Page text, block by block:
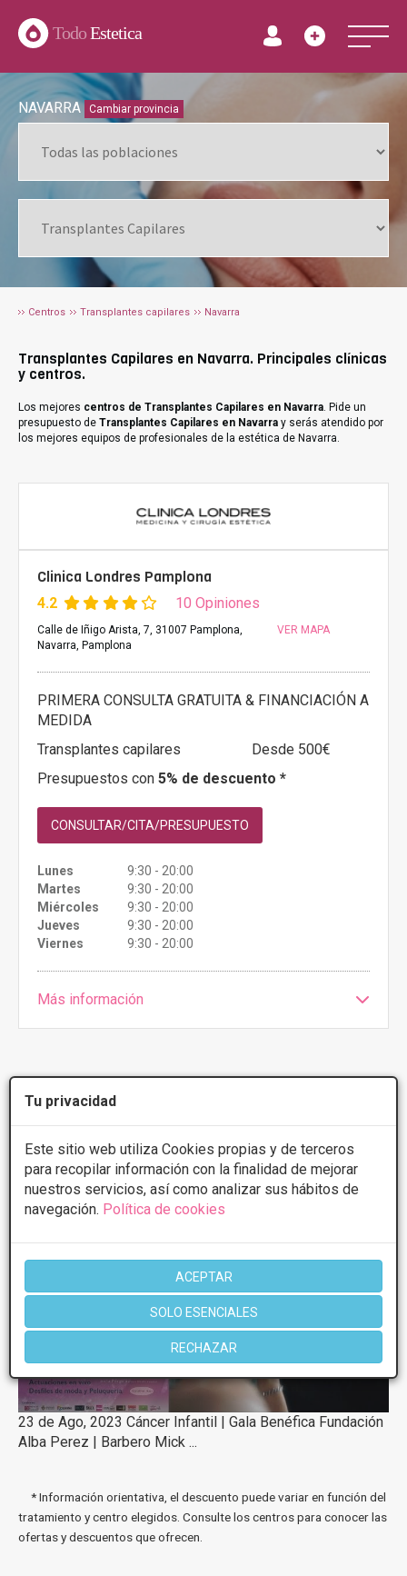
Tu privacidad
Este sitio web utiliza Cookies propias y de terceros
para recopilar información con la finalidad de mejorar
nuestros servicios, así como analizar sus hábitos de
navegación. Política de cookies
ACEPTAR
SOLO ESENCIALES
RECHAZAR
TodoEstetica
NAVARRA Cambiar provincia
Centros Transplantes capilares Navarra
Transplantes Capilares en Navarra. Principales clínicas
y centros.
Los mejores centros de Transplantes Capilares en Navarra. Pide un
presupuesto de Transplantes Capilares en Navarra y serás atendido por
los mejores equipos de profesionales de la estética de Navarra.
Clinica Londres Pamplona
4.2 10 Opiniones
Calle de Iñigo Arista, 7, 31007 Pamplona,
Navarra, Pamplona
VER MAPA
PRIMERA CONSULTA GRATUITA & FINANCIACIÓN A
MEDIDA
Transplantes capilares
Desde 500€
Presupuestos con 5% de descuento *
CONSULTAR/CITA/PRESUPUESTO
Lunes
9:30 - 20:00
Martes
9:30 - 20:00
Miércoles
9:30 - 20:00
Jueves
9:30 - 20:00
Viernes
9:30 - 20:00
Más información
VideosTransplantes capilares
23 de Ago, 2023 Cáncer Infantil | Gala Benéfica Fundación
Alba Perez | Barbero Mick ...
* Información orientativa, el descuento puede variar en función del
tratamiento y centro elegidos. Consulte los centros para conocer las
ofertas y descuentos que ofrecen.